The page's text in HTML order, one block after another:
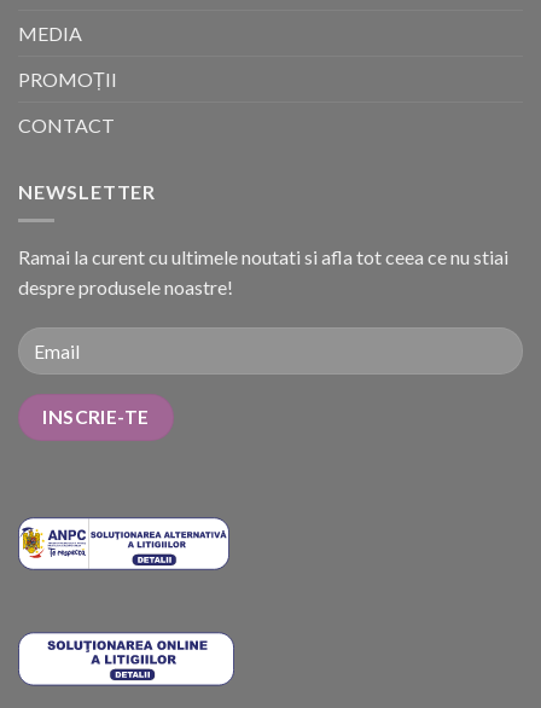
MEDIA
PROMOȚII
CONTACT
NEWSLETTER
Ramai la curent cu ultimele noutati si afla tot ceea ce nu stiai
despre produsele noastre!